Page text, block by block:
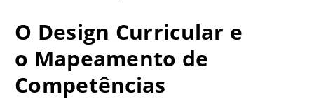
O Design Curricular e
o Mapeamento de
Competências